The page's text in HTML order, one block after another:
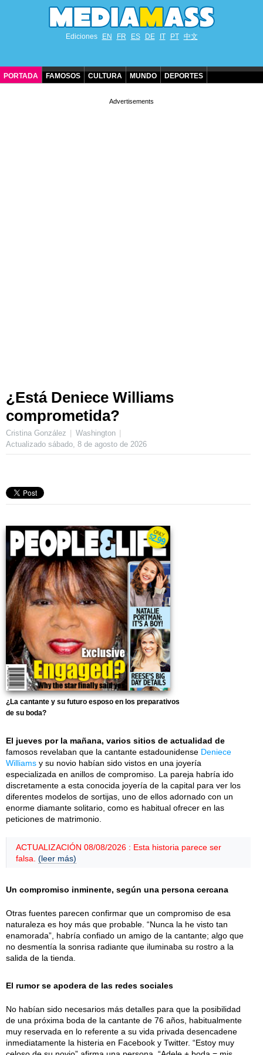
Ediciones EN FR ES DE IT PT 中文
PORTADA FAMOSOS CULTURA MUNDO DEPORTES
¿Está Deniece Williams
comprometida?
Cristina González
Washington
Actualizado sábado, 8 de agosto de 2026
¿La cantante y su futuro esposo en los preparativos
de su boda?
El jueves por la mañana, varios sitios de actualidad de
famosos revelaban que la cantante estadounidense Deniece
Williams y su novio habían sido vistos en una joyería
especializada en anillos de compromiso. La pareja habría ido
discretamente a esta conocida joyería de la capital para ver los
diferentes modelos de sortijas, uno de ellos adornado con un
enorme diamante solitario, como es habitual ofrecer en las
peticiones de matrimonio.
ACTUALIZACIÓN 08/08/2026 : Esta historia parece ser
falsa. (leer más)
Un compromiso inminente, según una persona cercana
Otras fuentes parecen confirmar que un compromiso de esa
naturaleza es hoy más que probable. “Nunca la he visto tan
enamorada”, habría confiado un amigo de la cantante; algo que
no desmentía la sonrisa radiante que iluminaba su rostro a la
salida de la tienda.
El rumor se apodera de las redes sociales
No habían sido necesarios más detalles para que la posibilidad
de una próxima boda de la cantante de 76 años, habitualmente
muy reservada en lo referente a su vida privada desencadene
inmediatamente la histeria en Facebook y Twitter. “Estoy muy